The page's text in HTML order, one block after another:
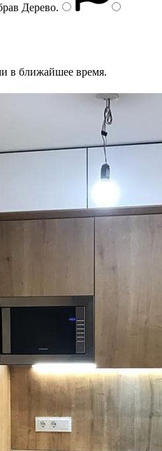
Дерево.
в ближайшее время.